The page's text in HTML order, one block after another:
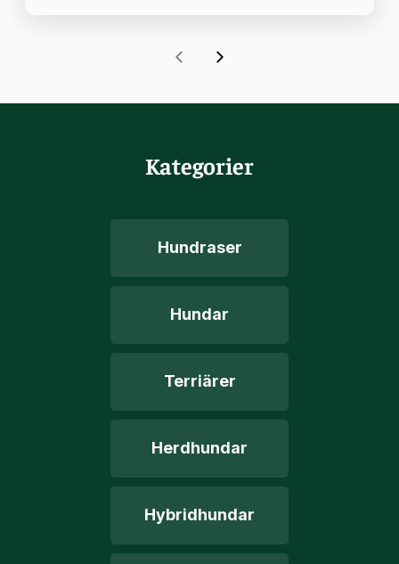
Kategorier
Hundraser
Hundar
Terriärer
Herdhundar
Hybridhundar